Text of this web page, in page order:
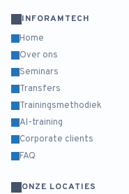
INFORAMTECH
Home
Over ons
Seminars
Transfers
Trainingsmethodiek
AI-training
Corporate clients
FAQ
ONZE LOCATIES